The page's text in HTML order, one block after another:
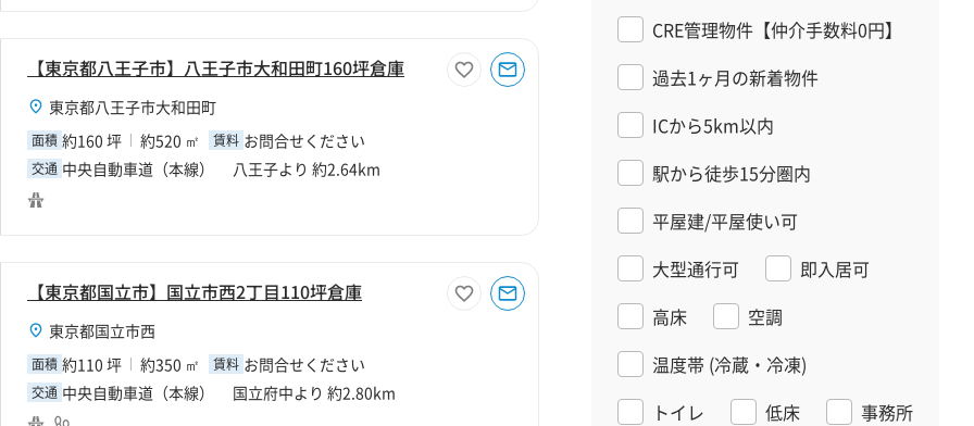
【東京都八王子市】八王子市大和田町160坪倉庫
東京都八王子市大和田町
面積 約160 坪 約520 ㎡ 賃料 お問合せください
交通 中央自動車道（本線） 八王子より 約2.64km
【東京都国立市】国立市西2丁目110坪倉庫
東京都国立市西
面積 約110 坪 約350 ㎡ 賃料 お問合せください
交通 中央自動車道（本線） 国立府中より 約2.80km
CRE管理物件【仲介手数料0円】
過去1ヶ月の新着物件
ICから5km以内
駅から徒歩15分圏内
平屋建/平屋使い可
大型通行可
即入居可
高床
空調
温度帯 (冷蔵・冷凍)
トイレ
低床
事務所